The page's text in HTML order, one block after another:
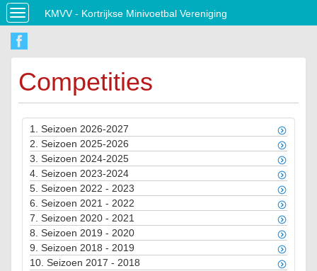
Toggle
navigation
KMVV - Kortrijkse Minivoetbal Vereniging
Competities
1. Seizoen 2026-2027
2. Seizoen 2025-2026
3. Seizoen 2024-2025
4. Seizoen 2023-2024
5. Seizoen 2022 - 2023
6. Seizoen 2021 - 2022
7. Seizoen 2020 - 2021
8. Seizoen 2019 - 2020
9. Seizoen 2018 - 2019
10. Seizoen 2017 - 2018